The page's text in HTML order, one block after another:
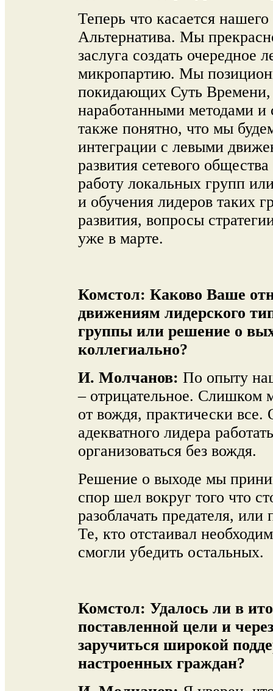
Теперь что касается
Альтернатива. Мы
заслуга создать очередное
микропартию. Мы
покидающих Суть Времени,
наработанными методами
также понятно, что мы
интеграции с левыми
развития сетевого
работу локальных групп
и обучения лидеров таких
развития, вопросы
уже в марте.
Комстол: Каково Ваше
движениям лидерского
группы или решение о
коллегиально?
И. Молчанов: По опыту
– отрицательное. Слишком
от вождя, практически
адекватного лидера
организоваться без вождя.
Решение о выходе мы
спор шел вокруг того что
разоблачать предателя,
Те, кто отстаивал
смогли убедить остальных.
Комстол: Удалось ли в
поставленной цели и
заручиться широкой
настроенных граждан?